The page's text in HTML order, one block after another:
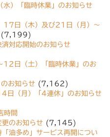
）「臨時休業」のお知らせ
17日（木）及び21日（月）〜
(7,199)
対応開始のお知らせ
12日（土）「臨時休業」のお
お知らせ (7,162)
日（月）「4連休」のお知らせ
時間
のお知らせ (7,145)
油多め」サービス再開につい